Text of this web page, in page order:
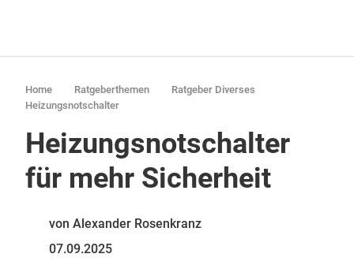
Home Ratgeberthemen
Ratgeber Diverses
Heizungsnotschalter
Heizungsnotschalter
für mehr Sicherheit
von Alexander Rosenkranz
07.09.2025